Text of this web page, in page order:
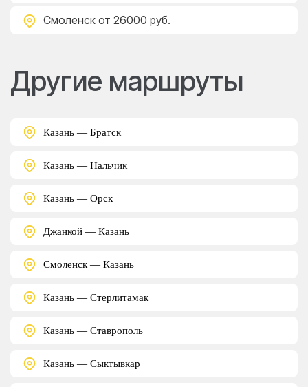
Смоленск от 26000 руб.
Другие маршруты
Казань — Братск
Казань — Нальчик
Казань — Орск
Джанкой — Казань
Смоленск — Казань
Казань — Стерлитамак
Казань — Ставрополь
Казань — Сыктывкар